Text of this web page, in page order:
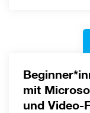
mit
und Video-